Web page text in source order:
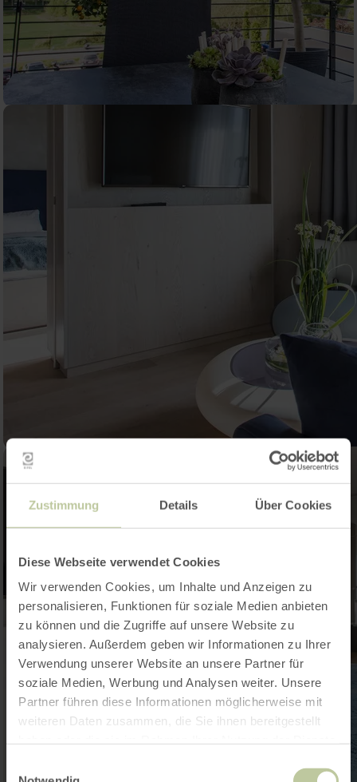
Zustimmung Details Über Cookies
Diese Webseite verwendet Cookies
Wir verwenden Cookies, um Inhalte und Anzeigen zu
personalisieren, Funktionen für soziale Medien anbieten
zu können und die Zugriffe auf unsere Website zu
analysieren. Außerdem geben wir Informationen zu Ihrer
Verwendung unserer Website an unsere Partner für
soziale Medien, Werbung und Analysen weiter. Unsere
Partner führen diese Informationen möglicherweise mit
weiteren Daten zusammen, die Sie ihnen bereitgestellt